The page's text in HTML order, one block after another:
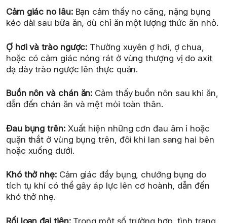
Cảm giác no lâu:Bạn cảm thấy no căng, nặng bụng
kéo dài sau bữa ăn, dù chỉ ăn một lượng thức ăn nhỏ.
Ợ hơi và trào ngược: Thường xuyên ợ hơi, ợ chua,
hoặc có cảm giác nóng rát ở vùng thượng vị do axit
dạ dày trào ngược lên thực quản.
Buồn nôn và chán ăn: Cảm thấy buồn nôn sau khi ăn,
dẫn đến chán ăn và mệt mỏi toàn thân.
Đau bụng trên:Xuất hiện những cơn đau âm ỉ hoặc
quặn thắt ở vùng bụng trên, đôi khi lan sang hai bên
hoặc xuống dưới.
Khó thở nhẹ:Cảm giác đầy bụng, chướng bụng do
tích tụ khí có thể gây áp lực lên cơ hoành, dẫn đến
khó thở nhẹ.
Rối loạn đại tiện:Trong một số trường hợp, tình trạng